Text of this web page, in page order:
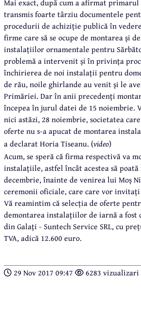
transmis foarte târziu documentele
procedurii de achiziție publică în
firme care să se ocupe de montarea și
instalațiilor ornamentale pentru
problemă a intervenit și în privința
închirierea de noi instalații pentru
de rău, noile ghirlande au venit și le
Primăriei. Dar în anii precedenți
începea în jurul datei de 15 noiembrie.
nici astăzi, 28 noiembrie, societatea
oferte nu s-a apucat de montarea
a declarat Horia Tiseanu. (video)
Acum, se speră că firma respectivă va
instalațiile, astfel încât acestea să
decembrie, înainte de venirea lui Moș
ceremonii oficiale, care care vor
Vă reamintim că selecția de oferte
demontarea instalațiilor de iarnă a fost
din Galați - Suntech Service SRL, cu
TVA, adică 12.600 euro.
29 Nov 2017 09:47 6283 vizualizari